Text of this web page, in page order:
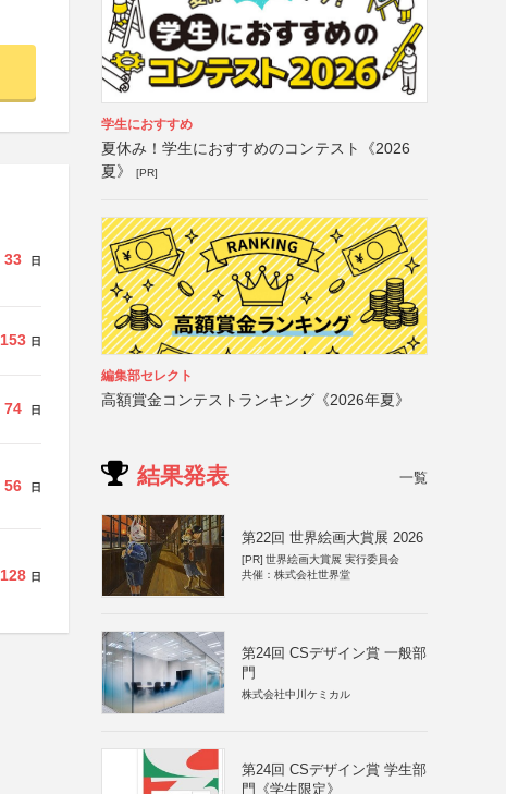
33 日
153 日
74 日
56 日
128 日
学生におすすめ
夏休み！学生におすすめのコンテスト《2026
夏》
[PR]
編集部セレクト
高額賞金コンテストランキング《2026年夏》
結果発表 一覧
第22回 世界絵画大賞展 2026
[PR] 世界絵画大賞展 実行委員会
共催：株式会社世界堂
第24回 CSデザイン賞 一般部
門
株式会社中川ケミカル
第24回 CSデザイン賞 学生部
門《学生限定》